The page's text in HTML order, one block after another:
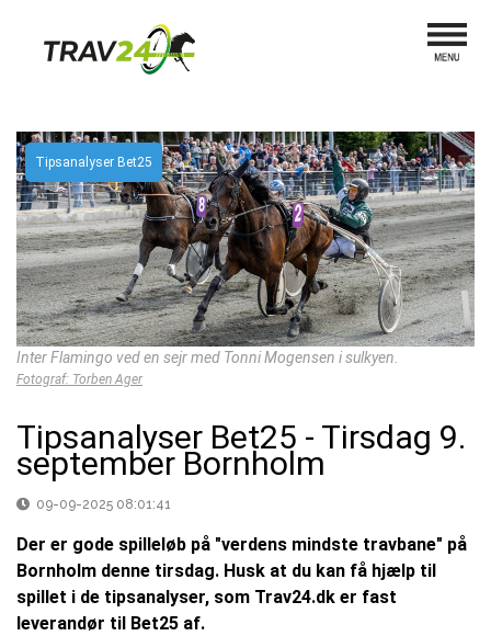
Tipsanalyser Bet25
Inter Flamingo ved en sejr med Tonni Mogensen i sulkyen.
Fotograf: Torben Ager
Tipsanalyser Bet25 - Tirsdag 9.
september Bornholm
09-09-2025 08:01:41
Der er gode spilleløb på "verdens mindste travbane" på
Bornholm denne tirsdag. Husk at du kan få hjælp til
spillet i de tipsanalyser, som Trav24.dk er fast
leverandør til Bet25 af.